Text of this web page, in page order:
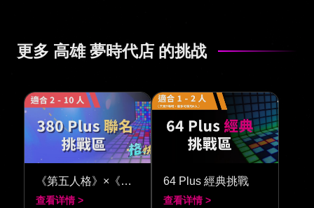
更多 高雄 夢時代店 的挑战
《第五人格》×《閃動格子 380》
查看详情 >
64 Plus 經典挑戰
查看详情 >